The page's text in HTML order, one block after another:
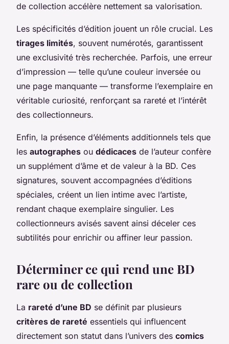
de collection accélère nettement sa valorisation.
Les spécificités d’édition jouent un rôle crucial. Les
tirages limités, souvent numérotés, garantissent
une exclusivité très recherchée. Parfois, une erreur
d’impression — telle qu’une couleur inversée ou
une page manquante — transforme l’exemplaire en
véritable curiosité, renforçant sa rareté et l’intérêt
des collectionneurs.
Enfin, la présence d’éléments additionnels tels que
les autographes ou dédicaces de l’auteur confère
un supplément d’âme et de valeur à la BD. Ces
signatures, souvent accompagnées d’éditions
spéciales, créent un lien intime avec l’artiste,
rendant chaque exemplaire singulier. Les
collectionneurs avisés savent ainsi déceler ces
subtilités pour enrichir ou affiner leur passion.
Déterminer ce qui rend une BD
rare ou de collection
La rareté d’une BD se définit par plusieurs
critères de rareté essentiels qui influencent
directement son statut dans l’univers des comics